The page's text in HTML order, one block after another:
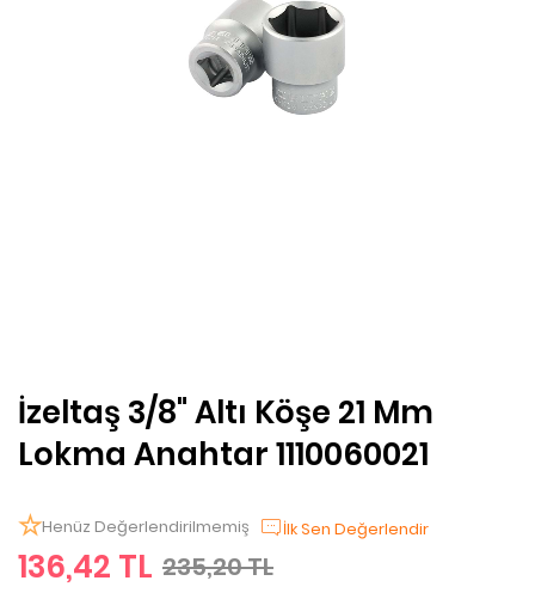
İzeltaş 3/8" Altı Köşe 21 Mm
Lokma Anahtar 1110060021
Henüz Değerlendirilmemiş İlk Sen Değerlendir
136,42 TL 235,20 TL